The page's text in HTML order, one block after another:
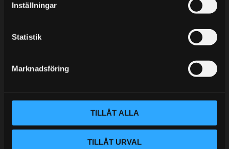
Inställningar
Statistik
Marknadsföring
TILLÅT ALLA
TILLÅT URVAL
MY PAGES